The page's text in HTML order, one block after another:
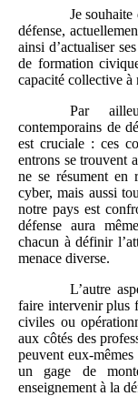
Je
défense,
ainsi d’actualiser
de formation
capacité collective à
Par
contemporains de
est cruciale : ces
entrons se trouvent
ne se résument
cyber, mais aussi
notre pays est
défense aura
chacun à définir
menace diverse.
L’autre
faire intervenir plus
civiles ou
aux côtés des
peuvent eux-
un gage de
enseignement à la